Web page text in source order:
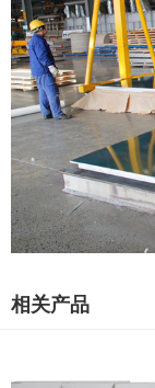
相关产品